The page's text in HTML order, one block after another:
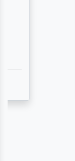
Als er
werken
maakt
Waarom